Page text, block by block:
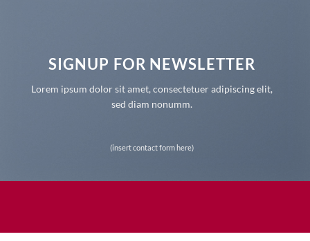
SIGNUP FOR NEWSLETTER
Lorem ipsum dolor sit amet, consectetuer adipiscing elit,
sed diam nonumm.
(insert contact form here)